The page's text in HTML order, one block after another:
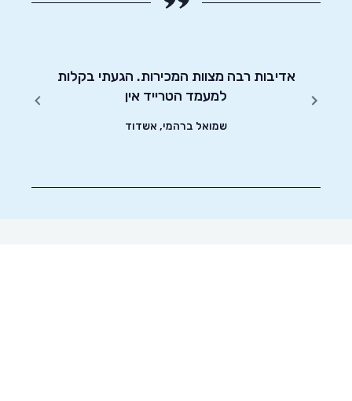
אדיבות רבה מצוות המכירות. הגעתי בקלות
למעמד הטרייד אין
שמואל ברהמי, אשדוד